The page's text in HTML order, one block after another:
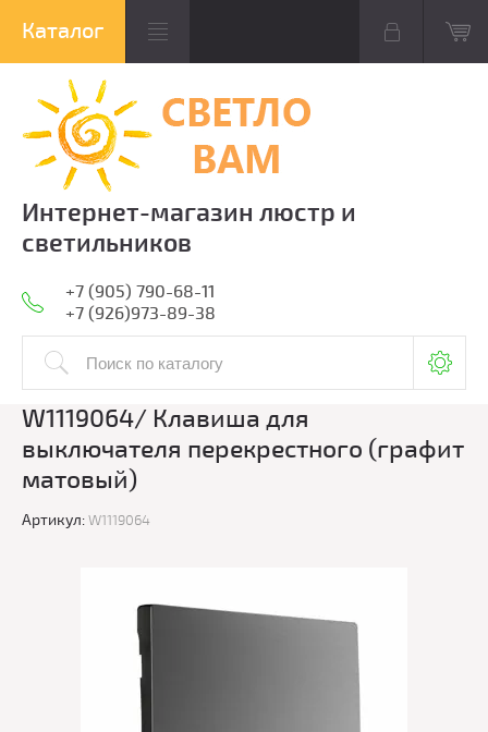
Интернет-магазин люстр и
светильников
+7 (905) 790-68-11
+7 (926)973-89-38
W1119064/ Клавиша для
выключателя перекрестного (графит
матовый)
Артикул:W1119064